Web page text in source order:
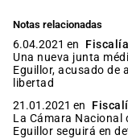
Notas relacionadas
6.04.2021 en
Una nueva junta
Eguillor, acusado de
libertad
21.01.2021 en
La Cámara Nacional
Eguillor seguirá en